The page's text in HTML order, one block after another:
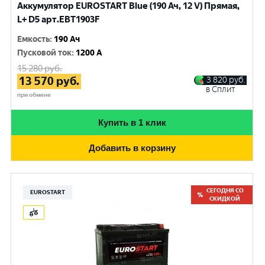
Аккумулятор EUROSTART Blue (190 Ач, 12 V) Прямая,
L+ D5 арт.EBT1903F
Емкость: 190 Ач
Пусковой ток: 1200 A
15 280руб.
13 570 руб.
при обмене
3 820 руб.
в Сплит
Купить в 1 клик
Добавить в корзину
EUROSTART
СЕГОДНЯ СО
СКИДКОЙ